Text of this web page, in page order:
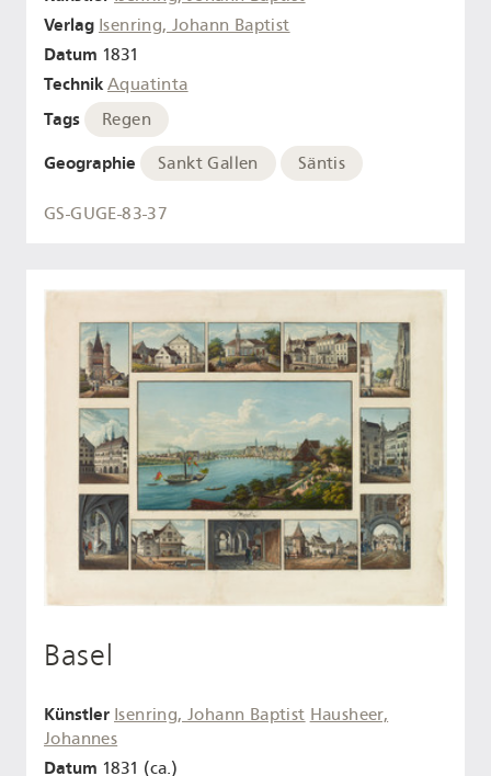
Verlag Isenring, Johann Baptist
Datum 1831
Technik Aquatinta
Tags Regen
Geographie Sankt Gallen Säntis
GS-GUGE-83-37
Basel
Künstler Isenring, Johann Baptist Hausheer,
Johannes
Datum 1831 (ca.)